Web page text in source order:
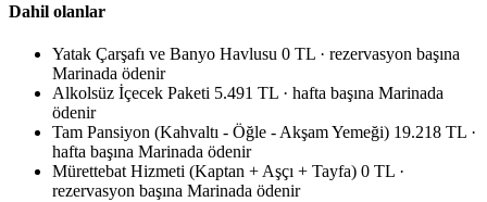
Dahil olanlar
Yatak Çarşafı ve Banyo Havlusu 0 TL · rezervasyon başına
Marinada ödenir
Alkolsüz İçecek Paketi 5.491 TL · hafta başına Marinada
ödenir
Tam Pansiyon (Kahvaltı - Öğle - Akşam Yemeği) 19.218 TL ·
hafta başına Marinada ödenir
Mürettebat Hizmeti (Kaptan + Aşçı + Tayfa) 0 TL ·
rezervasyon başına Marinada ödenir